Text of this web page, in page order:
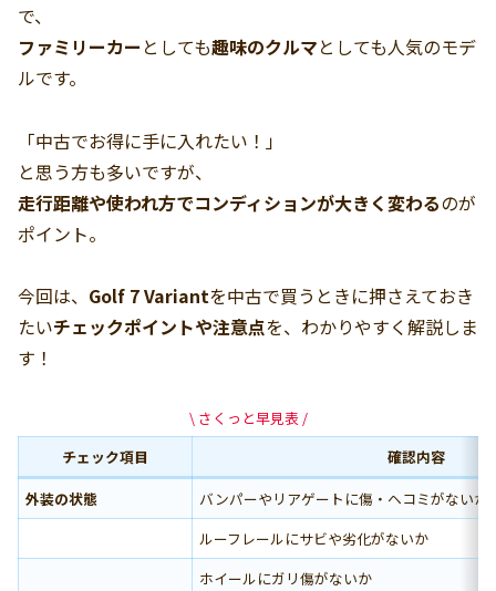
で、
ファミリーカー としても趣味のクルマとしても人気のモデ
ルです。
「中古でお得に手に入れたい！」
と思う方も多いですが、
走行距離や使われ方でコンディションが大きく変わるのが
ポイント。
今回は、 Golf 7 Variantを中古で買うときに押さえておき
たいチェックポイントや注意点を、わかりやすく解説しま
す！
\ さくっと早見表 /
チェック項目
確認内容
外装の状態
バンパーやリアゲートに傷・ヘコミがないか
ルーフレールにサビや劣化がないか
ホイールにガリ傷がないか